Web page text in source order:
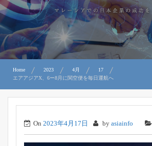
お問合せ
Home 2023 4月
17
エアアジアX、6ー8月に関空便を毎日運航へ
On 2023年4月17日 by asiainfo